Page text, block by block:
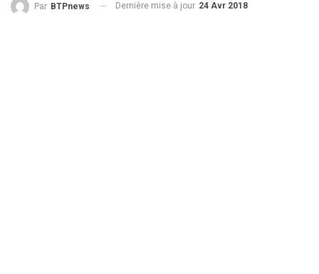
Par BTPnews Dernière mise à jour 24 Avr 2018